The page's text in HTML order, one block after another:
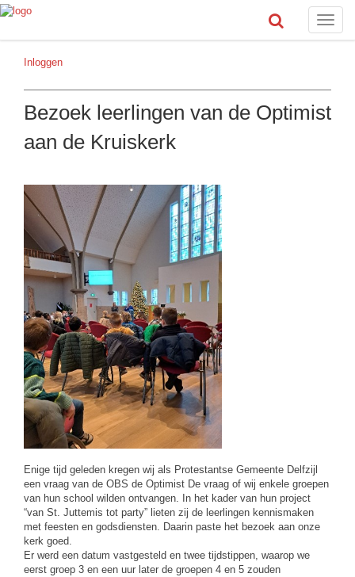
Toggle
Inloggen
Bezoek leerlingen van de Optimist
aan de Kruiskerk
Enige tijd geleden kregen wij als Protestantse Gemeente Delfzijl
een vraag van de OBS de Optimist De vraag of wij enkele groepen
van hun school wilden ontvangen. In het kader van hun project
“van St. Juttemis tot party” lieten zij de leerlingen kennismaken
met feesten en godsdiensten. Daarin paste het bezoek aan onze
kerk goed.
Er werd een datum vastgesteld en twee tijdstippen, waarop we
eerst groep 3 en een uur later de groepen 4 en 5 zouden